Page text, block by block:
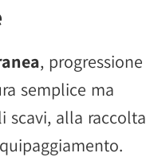
, progressione
semplice ma
scavi, alla raccolta